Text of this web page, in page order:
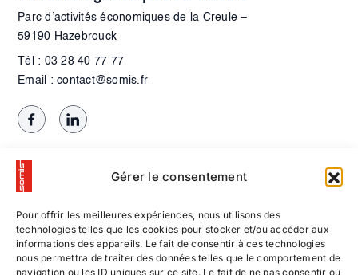
Gérer le consentement
Pour offrir les meilleures expériences, nous utilisons des
technologies telles que les cookies pour stocker et/ou accéder aux
informations des appareils. Le fait de consentir à ces technologies
nous permettra de traiter des données telles que le comportement de
navigation ou les ID uniques sur ce site. Le fait de ne pas consentir ou
Parc d’activités économiques de la Creule –
59190 Hazebrouck
Tél : 03 28 40 77 77
Email : contact@somis.fr